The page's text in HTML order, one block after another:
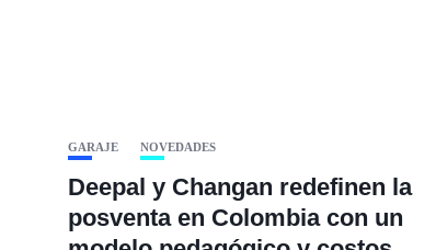
GARAJE NOVEDADES
Deepal y Changan redefinen la
posventa en Colombia con un